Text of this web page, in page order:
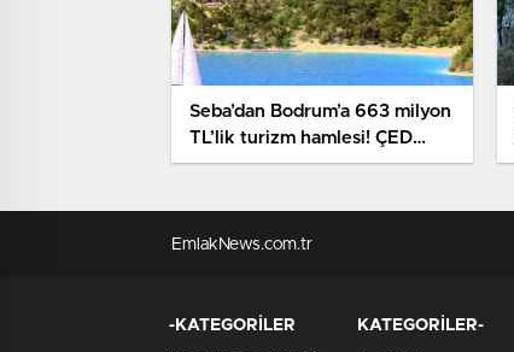
Seba’dan Bodrum’a 663 milyon
TL’lik turizm hamlesi! ÇED
süreci başladı
EmlakNews.com.tr
-KATEGORİLER KATEGORİLER-